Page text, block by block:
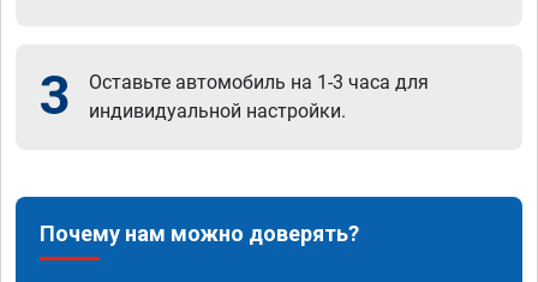
3
Оставьте автомобиль на 1-3 часа для
индивидуальной настройки.
Почему нам можно доверять?